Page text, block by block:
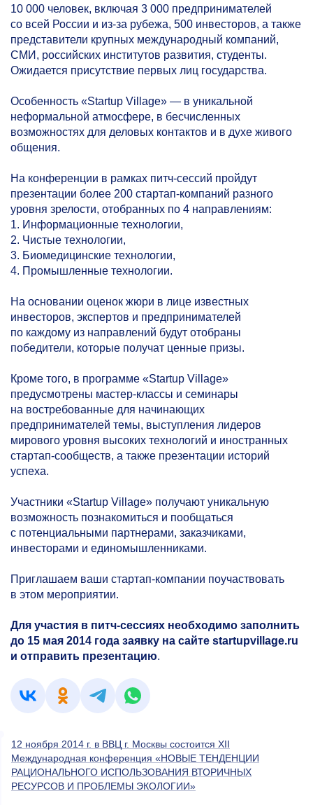
10 000 человек, включая 3 000 предпринимателей
со всей России и из-за рубежа, 500 инвесторов, а также
представители крупных международный компаний,
СМИ, российских институтов развития, студенты.
Ожидается присутствие первых лиц государства.
Особенность «Startup Village» — в уникальной
неформальной атмосфере, в бесчисленных
возможностях для деловых контактов и в духе живого
общения.
На конференции в рамках питч-сессий пройдут
презентации более 200 стартап-компаний разного
уровня зрелости, отобранных по 4 направлениям:
1. Информационные технологии,
2. Чистые технологии,
3. Биомедицинские технологии,
4. Промышленные технологии.
На основании оценок жюри в лице известных
инвесторов, экспертов и предпринимателей
по каждому из направлений будут отобраны
победители, которые получат ценные призы.
Кроме того, в программе «Startup Village»
предусмотрены мастер-классы и семинары
на востребованные для начинающих
предпринимателей темы, выступления лидеров
мирового уровня высоких технологий и иностранных
стартап-сообществ, а также презентации историй
успеха.
Участники «Startup Village» получают уникальную
возможность познакомиться и пообщаться
с потенциальными партнерами, заказчиками,
инвесторами и единомышленниками.
Приглашаем ваши стартап-компании поучаствовать
в этом мероприятии.
Для участия в питч-сессиях необходимо заполнить
до 15 мая 2014 года заявку на сайте startupvillage.ru
и отправить презентацию.
12 ноября 2014 г. в ВВЦ г. Москвы состоится XII
Международная конференция «НОВЫЕ ТЕНДЕНЦИИ
РАЦИОНАЛЬНОГО ИСПОЛЬЗОВАНИЯ ВТОРИЧНЫХ
РЕСУРСОВ И ПРОБЛЕМЫ ЭКОЛОГИИ»